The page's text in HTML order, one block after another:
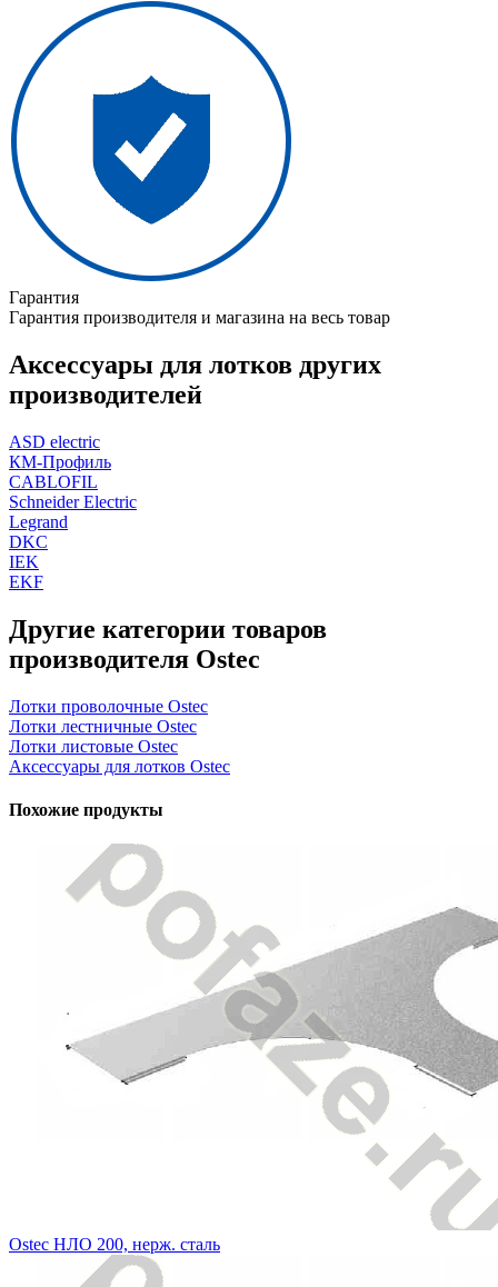
Гарантия
Гарантия производителя и магазина на весь товар
Аксессуары для лотков других
производителей
ASD electric
КМ-Профиль
CABLOFIL
Schneider Electric
Legrand
DKC
IEK
EKF
Другие категории товаров
производителя Ostec
Лотки проволочные Ostec
Лотки лестничные Ostec
Лотки листовые Ostec
Аксессуары для лотков Ostec
Похожие продукты
Ostec НЛО 200, нерж. сталь